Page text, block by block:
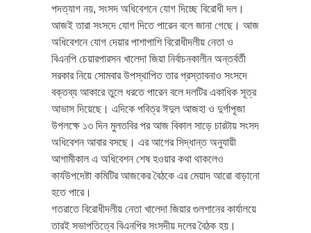
পদত্যাগ নয়, সংসদ অধিবেশনে যোগ দিচ্ছে বিরোধী দল।
আজই তারা সংসদে যোগ দিতে পারেন বলে জানা গেছে। আজ
অধিবেশনে যোগ দেয়ার পাশাপাশি বিরোধীদলীয় নেতা ও
বিএনপি চেয়ারপারসন খালেদা জিয়া নির্বাচনকালীন অন্তর্বর্তী
সরকার নিয়ে সোমবার উপস্থাপিত তার প্রস্তাবনাও সংসদে
বক্তব্য আকারে তুলে ধরতে পারেন বলে দলটির একাধিক সূত্র
আভাস দিয়েছে। এদিকে পবিত্র ঈদুল আজহা ও দুর্গাপূজা
উপলক্ষে ১৩ দিন মুলতবির পর আজ বিকাল সাড়ে চারটায় সংসদ
অধিবেশন আবার বসছে। এর আগের সিদ্ধান্ত অনুযায়ী
আগামীকাল এ অধিবেশন শেষ হওয়ার কথা থাকলেও
কার্যউপদেষ্টা কমিটির আজকের বৈঠকে এর মেয়াদ আরো বাড়ানো
হতে পারে।
গতরাতে বিরোধীদলীয় নেতা খালেদা জিয়ার গুলশানের কার্যালয়ে
তারই সভাপতিত্বে বিএনপির সংসদীয় দলের বৈঠক হয়।